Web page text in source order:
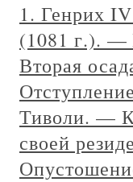
1. Генрих
(1081 г.). —
Вторая
Тиволи. —
своей